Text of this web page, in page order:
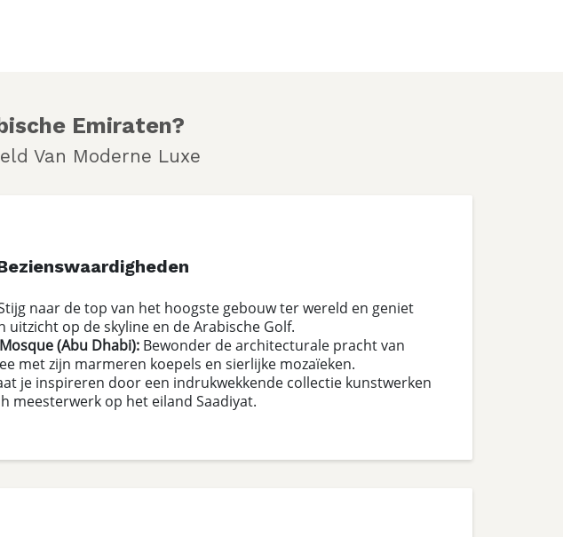
Emiraten?
Van Moderne Luxe
naar de top van het hoogste gebouw ter wereld en geniet
uitzicht op de skyline en de Arabische Golf.
(Abu Dhabi): Bewonder de architecturale pracht van
met zijn marmeren koepels en sierlijke mozaïeken.
je inspireren door een indrukwekkende collectie kunstwerken
meesterwerk op het eiland Saadiyat.